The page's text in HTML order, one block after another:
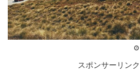
スポンサーリンク